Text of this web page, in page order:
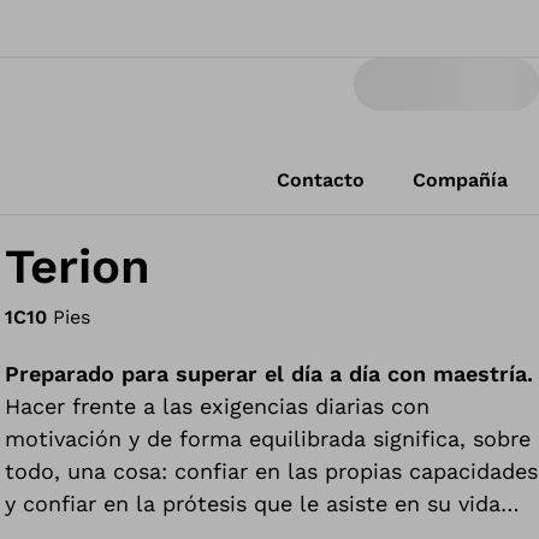
Contacto Compañía
Terion
1C10 Pies
Preparado para superar el día a día con maestría.
Hacer frente a las exigencias diarias con
motivación y de forma equilibrada significa, sobre
todo, una cosa: confiar en las propias capacidades
y confiar en la prótesis que le asiste en su vida